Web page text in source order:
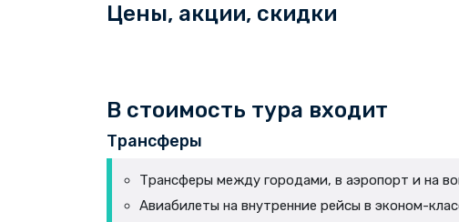
Цены, акции, скидки
В стоимость тура входит
Трансферы
Трансферы между городами, в аэропорт и на
Авиабилеты на внутренние рейсы в эконом-